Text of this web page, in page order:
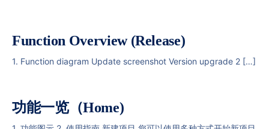
Function Overview (Release)
1. Function diagram Update screenshot Version upgrade 2 […]
功能一览（Home)